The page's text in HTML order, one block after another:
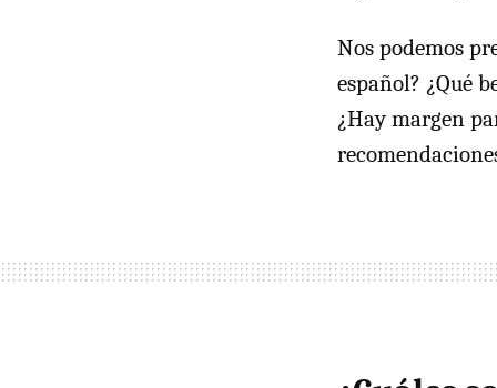
Nos podemos
español? ¿Qué
¿Hay margen